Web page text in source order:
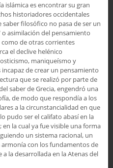
islámica es encontrar su gran
historiadores occidentales
filosófico no pasa de ser un
asimilación del pensamiento
de otras corrientes
el declive helénico
maniqueísmo y
de crear un pensamiento
que se realizó por parte de
saber de Grecia, engendró una
de modo que respondía a los
a la circunstancialidad en que
pudo ser el califato abasí en la
en la cual ya fue visible una forma
un sistema racional, un
con los fundamentos de
la desarrollada en la Atenas del